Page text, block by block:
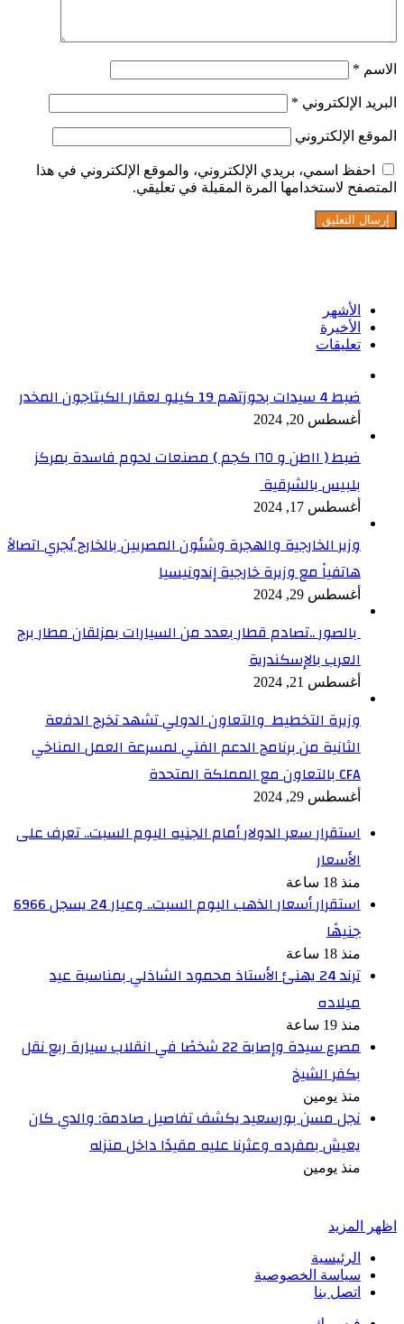
الاسم *
البريد الإلكتروني *
الموقع الإلكتروني
احفظ اسمي، بريدي الإلكتروني، والموقع الإلكتروني في هذا
المتصفح لاستخدامها المرة المقبلة في تعليقي.
الأشهر
الأخيرة
تعليقات
ضبط 4 سيدات بحوزتهم 19 كيلو لعقار الكبتاجون المخدر
أغسطس 20, 2024
ضبط ( ١١طن و ١٦٥ كجم ) مصنعات لحوم فاسدة بمركز
بلبيس بالشرقية
أغسطس 17, 2024
وزير الخارجية والهجرة وشئون المصريين بالخارج يُجري اتصالاً
هاتفياً مع وزيرة خارجية إندونيسيا
أغسطس 29, 2024
بالصور ..تصادم قطار بعدد من السيارات بمزلقان مطار برج
العرب بالإسكندرية
أغسطس 21, 2024
وزيرة التخطيط والتعاون الدولي تشهد تخرج الدفعة
الثانية من برنامج الدعم الفني لمسرعة العمل المناخي
CFA بالتعاون مع المملكة المتحدة
أغسطس 29, 2024
استقرار سعر الدولار أمام الجنيه اليوم السبت.. تعرف على
الأسعار
منذ 18 ساعة
استقرار أسعار الذهب اليوم السبت.. وعيار 24 يسجل 6966
جنيهًا
منذ 18 ساعة
ترند 24 يهنئ الأستاذ محمود الشاذلي بمناسبة عيد
ميلاده
منذ 19 ساعة
مصرع سيدة وإصابة 22 شخصًا في انقلاب سيارة ربع نقل
بكفر الشيخ
منذ يومين
نجل مسن بورسعيد يكشف تفاصيل صادمة: والدي كان
يعيش بمفرده وعثرنا عليه مقيدًا داخل منزله
منذ يومين
اظهر المزيد
الرئيسية
سياسة الخصوصية
اتصل بنا